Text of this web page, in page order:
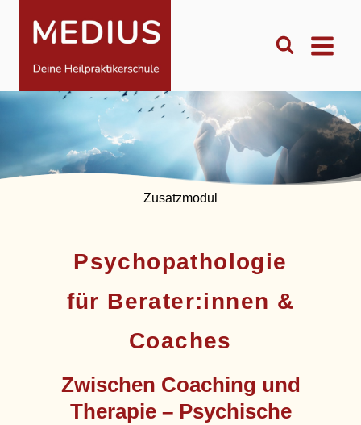
Zusatzmodul
Psychopathologie
für Berater:innen &
Coaches
Zwischen Coaching und
Therapie – Psychische